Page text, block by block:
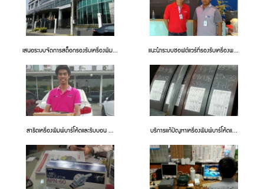
เสนอระบบจัดการสต็อกรองรับเครื่องพิม... แนะนำระบบซอฟต์แวร์ที่รองรับเครื่องพ...
สาธิตเครื่องพิมพ์บาร์โค้ดและริบบอน ... บริการแก้ปัญหาเครื่องพิมพ์บาร์โค้ดแ...